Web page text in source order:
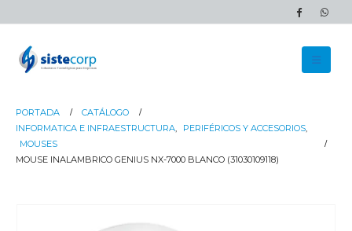
PORTADA
CATÁLOGO
INFORMATICA E INFRAESTRUCTURA, PERIFÉRICOS Y ACCESORIOS,
MOUSES
MOUSE INALAMBRICO GENIUS NX-7000 BLANCO (31030109118)